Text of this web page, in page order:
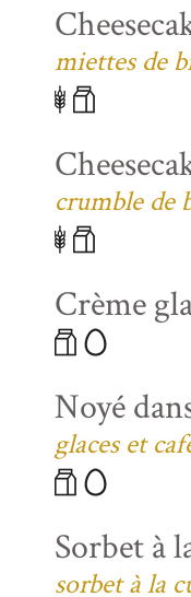
miettes de
crumble de
Crème
Noyé
glaces et
Sorbet à
sorbet à la